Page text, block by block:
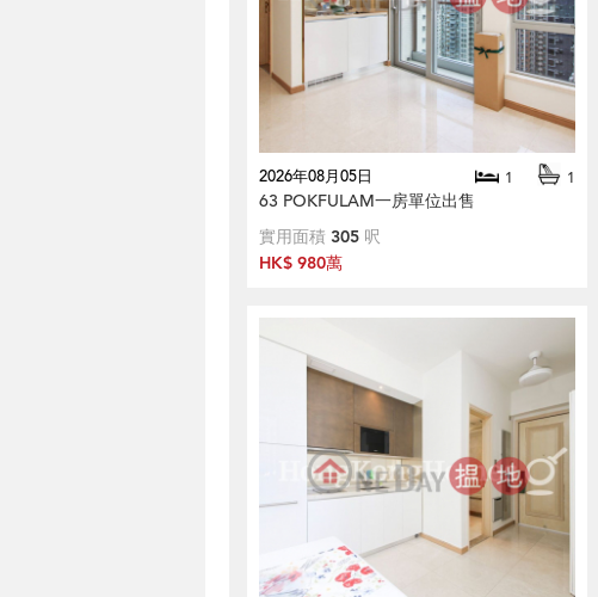
2026年08月05日 1 1
63 POKFULAM一房單位出售
實用面積 305 呎
HK$ 980萬